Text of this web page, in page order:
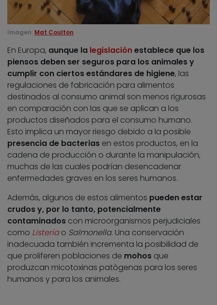
Imagen: Mat Coulton
En Europa, aunque la legislaciónestablece que los
piensos deben ser seguros para los animales y
cumplir con ciertos estándares de higiene, las
regulaciones de fabricación para alimentos
destinados al consumo animal son menos rigurosas
en comparación con las que se aplican a los
productos diseñados para el consumo humano.
Esto implica un mayor riesgo debido a la posible
presencia de bacterias en estos productos, en la
cadena de producción o durante la manipulación,
muchas de las cuales podrían desencadenar
enfermedades graves en los seres humanos.
Además, algunos de estos alimentos pueden estar
crudosy, por lo tanto, potencialmente
contaminados con microorganismos perjudiciales
como Listeriao Salmonella. Una conservación
inadecuada también incrementa la posibilidad de
que proliferen poblaciones de mohos que
produzcan micotoxinas patógenas para los seres
humanos y para los animales.